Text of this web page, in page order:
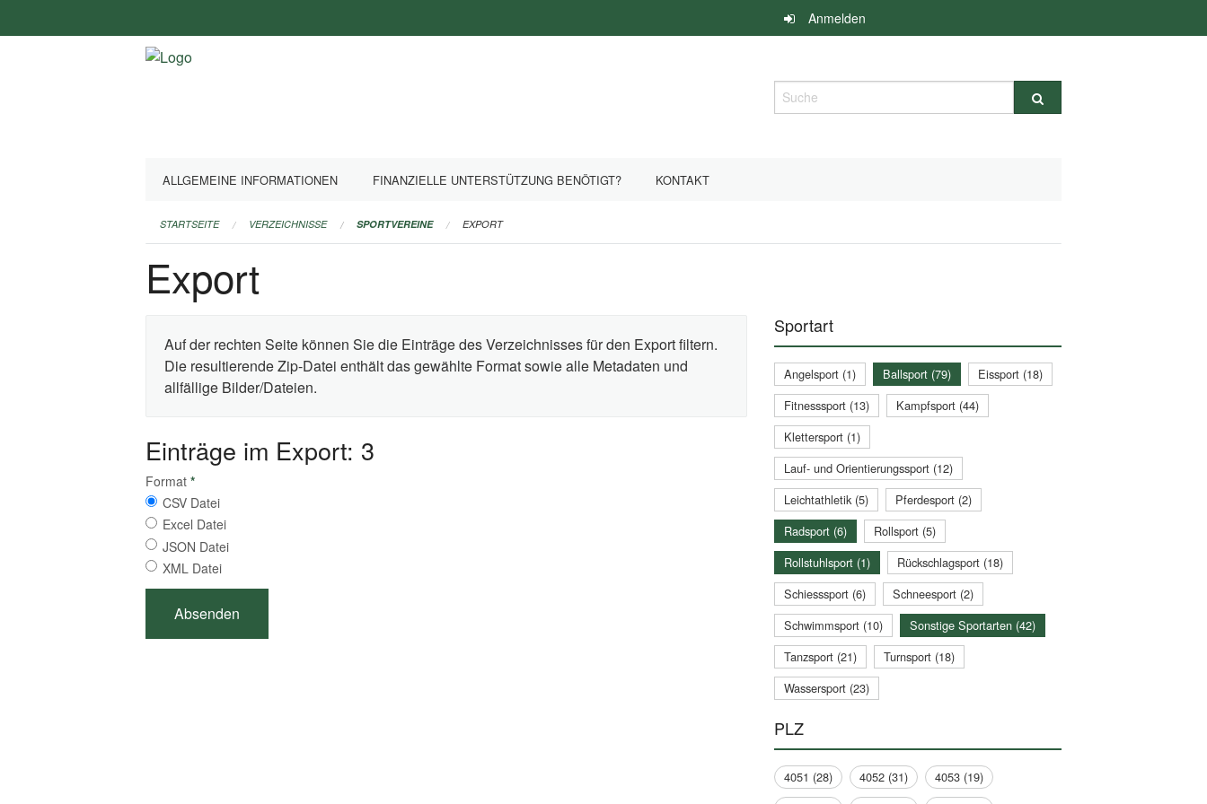
überspringen
Anmelden
Suche
ALLGEMEINE INFORMATIONEN FINANZIELLE UNTERSTÜTZUNG BENÖTIGT? KONTAKT
STARTSEITE VERZEICHNISSE SPORTVEREINE EXPORT
Export
Auf der rechten Seite können Sie die Einträge des Verzeichnisses für den Export filtern.
Die resultierende Zip-Datei enthält das gewählte Format sowie alle Metadaten und
allfällige Bilder/Dateien.
Einträge im Export: 3
Format *
CSV Datei
Excel Datei
JSON Datei
XML Datei
Sportart
Angelsport (1) Ballsport (79)
Eissport (18)
Fitnesssport (13)
Kampfsport (44)
Klettersport (1)
Lauf- und Orientierungssport (12)
Leichtathletik (5)
Pferdesport (2)
Radsport (6)
Rollsport (5)
Rollstuhlsport (1)
Rückschlagsport (18)
Schiesssport (6)
Schneesport (2)
Schwimmsport (10)
Sonstige Sportarten (42)
Tanzsport (21)
Turnsport (18)
Wassersport (23)
PLZ
4051 (28) 4052 (31)
4053 (19)